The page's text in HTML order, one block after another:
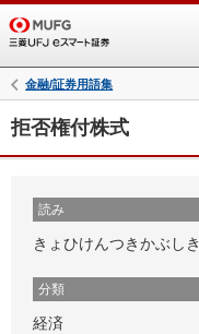
金融/証券用語集
拒否権付株式
読み
きょひけんつきかぶしき
分類
経済